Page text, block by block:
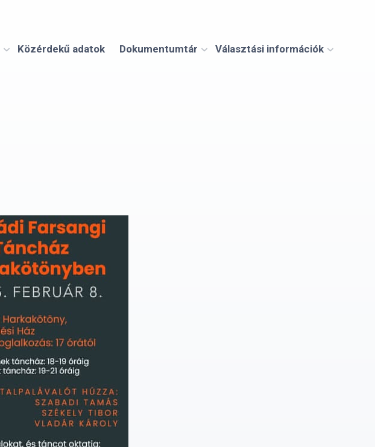
Közérdekű adatok Dokumentumtár Választási információk